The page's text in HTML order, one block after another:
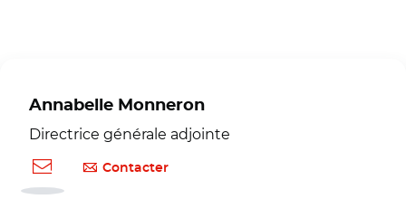
Annabelle Monneron
Directrice générale adjointe
Contacter